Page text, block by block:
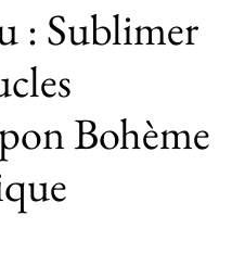
: Sublimer
Bohème